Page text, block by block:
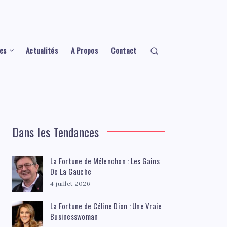
Actualités A Propos Contact
Dans les Tendances
La Fortune de Mélenchon : Les Gains
De La Gauche
4 juillet 2026
La Fortune de Céline Dion : Une Vraie
Businesswoman